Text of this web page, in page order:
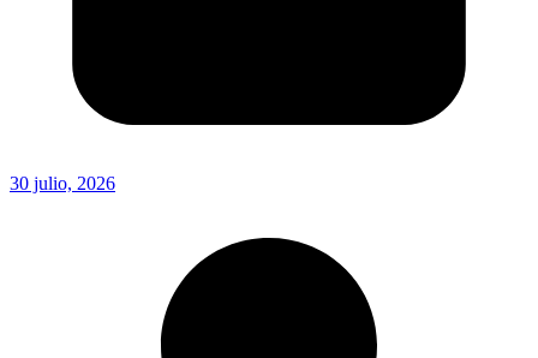
30 julio, 2026